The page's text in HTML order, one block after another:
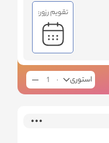
تقویم رزور:
استوری